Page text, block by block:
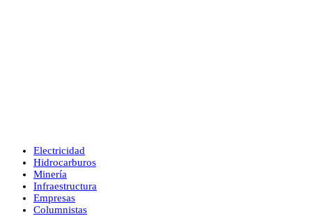
Electricidad
Hidrocarburos
Minería
Infraestructura
Empresas
Columnistas